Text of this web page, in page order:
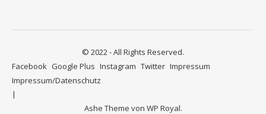
© 2022 - All Rights Reserved.
Facebook Google Plus Instagram Twitter Impressum
Impressum/Datenschutz
Ashe Theme von WP Royal.